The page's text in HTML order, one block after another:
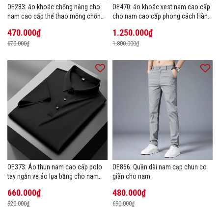
OE283: áo khoác chống nắng cho
nam cao cấp thể thao mỏng chống
470.000₫
670.000₫
OE470: áo khoác vest nam cao cấp
cho nam cao cấp phong cách Hàn
1.250.000₫
1.800.000₫
OE373: Áo thun nam cao cấp polo
tay ngắn ve áo lụa băng cho nam
660.000₫
920.000₫
OE866: Quần dài nam cạp chun co
giãn cho nam
480.000₫
690.000₫